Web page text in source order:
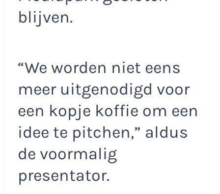
blijven.
“We worden niet eens
meer uitgenodigd voor
een kopje koffie om een
idee te pitchen,” aldus
de voormalig
presentator.